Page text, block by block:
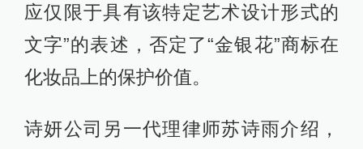
应仅限于具有该特定艺术设计形式的
文字”的表述，否定了“金银花”商标在
化妆品上的保护价值。
诗妍公司另一代理律师苏诗雨介绍，